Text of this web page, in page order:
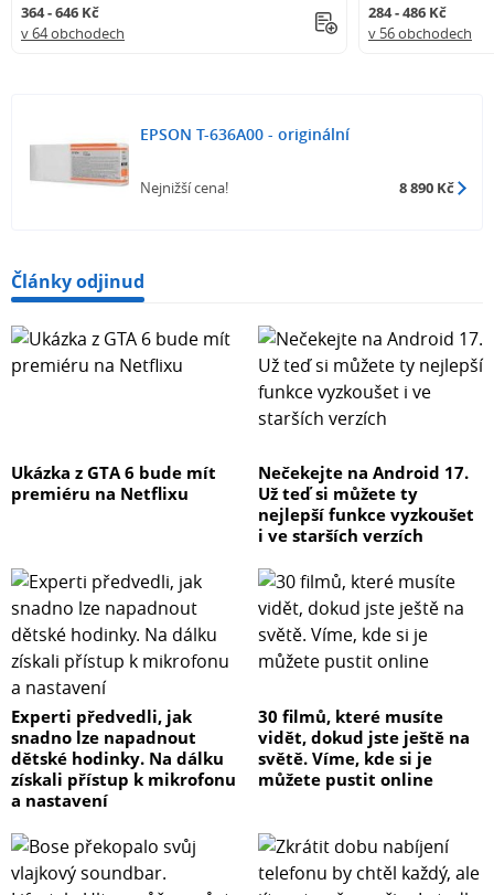
364 - 646 Kč
v 64 obchodech
284 - 486 Kč
v 56 obchodech
EPSON T-636A00 - originální
Nejnižší cena! 8 890 Kč
Články odjinud
Ukázka z GTA 6 bude mít
premiéru na Netflixu
Nečekejte na Android 17.
Už teď si můžete ty
nejlepší funkce vyzkoušet
i ve starších verzích
Experti předvedli, jak
snadno lze napadnout
dětské hodinky. Na dálku
získali přístup k mikrofonu
a nastavení
30 filmů, které musíte
vidět, dokud jste ještě na
světě. Víme, kde si je
můžete pustit online